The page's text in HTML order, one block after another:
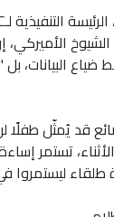
الأميركي،
ضياع البيانات،
قد يُمثّل طفلًا
تستمر
طلقاء